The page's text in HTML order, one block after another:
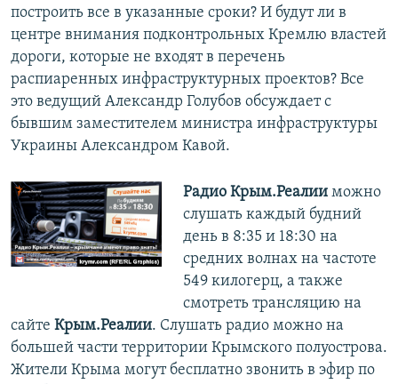
ПОБЕДИТЕЛЕЙ НЕ СУДЯТ?
КРЫМ.НЕПОКОРЕННЫЙ
ELIFBE
УКРАИНСКАЯ ПРОБЛЕМА КРЫМА
ПРИСОЕДИНЯЙТЕСЬ!
Все сайты RFE/RL
построить все в указанные сроки? И будут ли в
центре внимания подконтрольных Кремлю властей
дороги, которые не входят в перечень
распиаренных инфраструктурных проектов? Все
это ведущий Александр Голубов обсуждает с
бывшим заместителем министра инфраструктуры
Украины Александром Кавой.
Радио Крым.Реалииможно
слушать каждый будний
день в 8:35 и 18:30 на
средних волнах на частоте
549 килогерц, а также
смотреть трансляцию на
сайте Крым.Реалии. Слушать радио можно на
большей части территории Крымского полуострова.
Жители Крыма могут бесплатно звонить в эфир по